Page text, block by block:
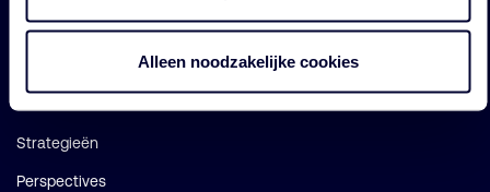
Alleen noodzakelijke cookies
Impact
Strategieën
Perspectives